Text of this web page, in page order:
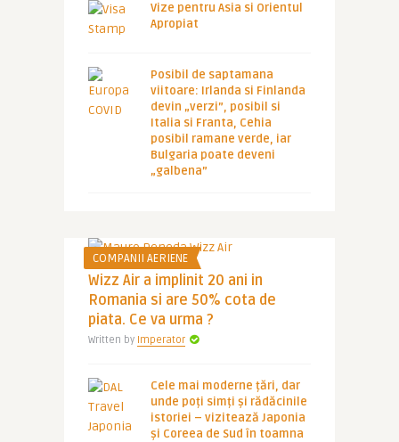
Vize pentru Asia si Orientul
Apropiat
Posibil de saptamana
viitoare: Irlanda si Finlanda
devin „verzi”, posibil si
Italia si Franta, Cehia
posibil ramane verde, iar
Bulgaria poate deveni
„galbena”
COMPANII AERIENE
Wizz Air a implinit 20 ani in
Romania si are 50% cota de
piata. Ce va urma ?
Written by Imperator
Cele mai moderne țări, dar
unde poți simți și rădăcinile
istoriei – vizitează Japonia
și Coreea de Sud în toamna